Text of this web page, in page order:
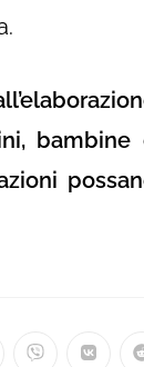
bambine